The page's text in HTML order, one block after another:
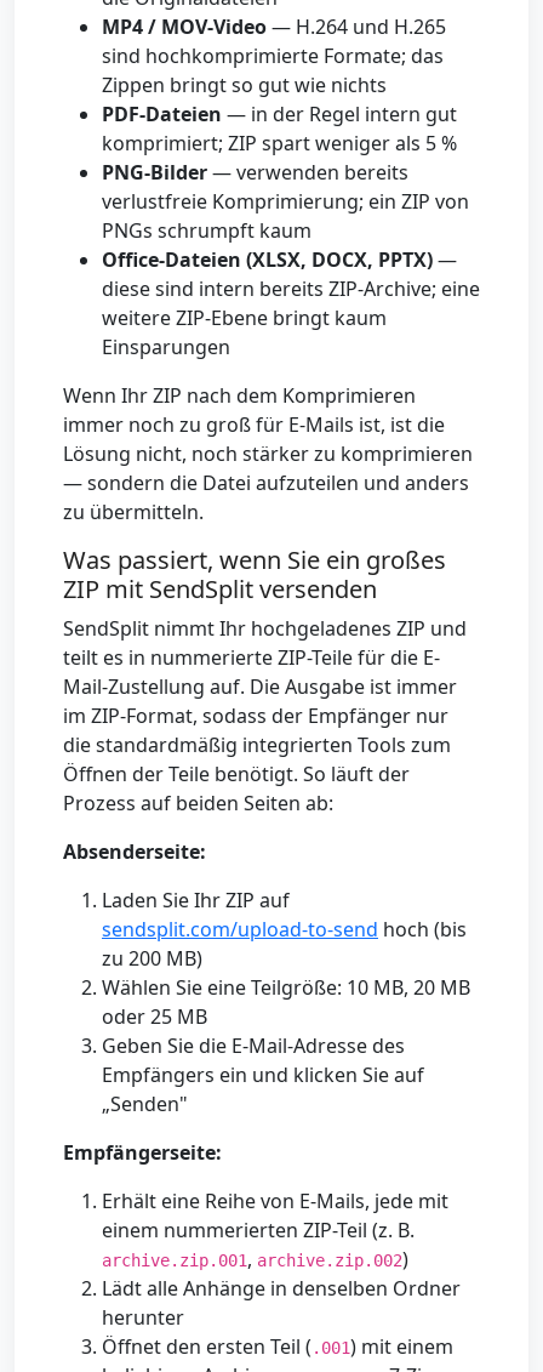
MP4 / MOV-Video— H.264 und H.265
sind hochkomprimierte Formate; das
Zippen bringt so gut wie nichts
PDF-Dateien — in der Regel intern gut
komprimiert; ZIP spart weniger als 5 %
PNG-Bilder— verwenden bereits
verlustfreie Komprimierung; ein ZIP von
PNGs schrumpft kaum
Office-Dateien (XLSX, DOCX, PPTX)—
diese sind intern bereits ZIP-Archive; eine
weitere ZIP-Ebene bringt kaum
Einsparungen
Wenn Ihr ZIP nach dem Komprimieren
immer noch zu groß für E-Mails ist, ist die
Lösung nicht, noch stärker zu komprimieren
— sondern die Datei aufzuteilen und anders
zu übermitteln.
Was passiert, wenn Sie ein großes
ZIP mit SendSplit versenden
SendSplit nimmt Ihr hochgeladenes ZIP und
teilt es in nummerierte ZIP-Teile für die E-
Mail-Zustellung auf. Die Ausgabe ist immer
im ZIP-Format, sodass der Empfänger nur
die standardmäßig integrierten Tools zum
Öffnen der Teile benötigt. So läuft der
Prozess auf beiden Seiten ab:
Absenderseite:
Laden Sie Ihr ZIP auf
sendsplit.com/upload-to-send hoch (bis
zu 200 MB)
Wählen Sie eine Teilgröße: 10 MB, 20 MB
oder 25 MB
Geben Sie die E-Mail-Adresse des
Empfängers ein und klicken Sie auf
„Senden"
Empfängerseite:
Erhält eine Reihe von E-Mails, jede mit
einem nummerierten ZIP-Teil (z. B.
archive.zip.001, archive.zip.002)
Lädt alle Anhänge in denselben Ordner
herunter
Öffnet den ersten Teil ( .001) mit einem